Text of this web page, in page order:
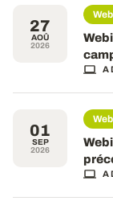
27
AOÛ
2026
A
01
SEP
2026
A